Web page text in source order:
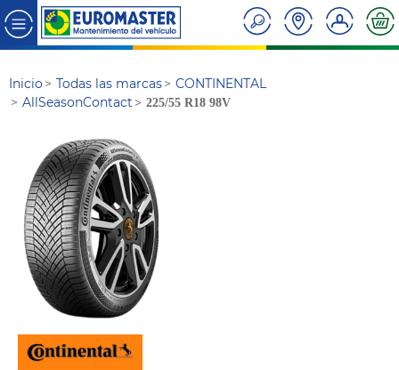
Inicio Todas las marcas
CONTINENTAL
AllSeasonContact
225/55 R18 98V